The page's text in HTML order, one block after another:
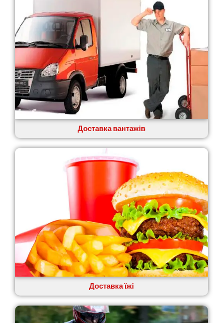
Крижанівка
Ладижин
Лісники
Лиманка
Лозова
Лубни
Луцьк
Лука-Мелешківська
Львів
Малин
Миргород
Мукачево
Новоолександрівка
Новомосковськ
Новосілки
Нововолинськ
Обухів
Обухівка
Одеса
Острог
Павлоград
Доставка вантажів
Доставка їжі